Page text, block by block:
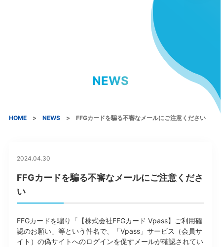
NEWS
HOME NEWS FFGカードを騙る不審なメールにご注意ください
2024.04.30
FFGカードを騙る不審なメールにご注意くださ
い
FFGカードを騙り「【株式会社FFGカード Vpass】ご利用確
認のお願い」等という件名で、「Vpass」サービス（会員サ
イト）の偽サイトへのログインを促すメールが確認されてい